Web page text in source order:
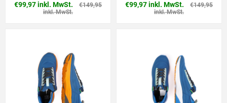
€99,97 inkl. MwSt.
€149,95
inkl. MwSt.
€99,97 inkl. MwSt.
€149,95
inkl. MwSt.